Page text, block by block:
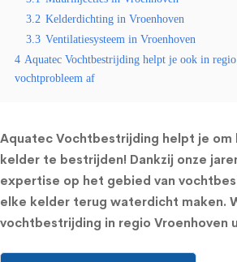
3.2 Kelderdichting in Vroenhoven
3.3 Ventilatiesysteem in Vroenhoven
4 Aquatec Vochtbestrijding helpt je ook in
vochtprobleem af
Aquatec Vochtbestrijding helpt je om
kelder te bestrijden! Dankzij onze
expertise op het gebied van
elke kelder terug waterdicht maken.
vochtbestrijding in regio Vroenhoven